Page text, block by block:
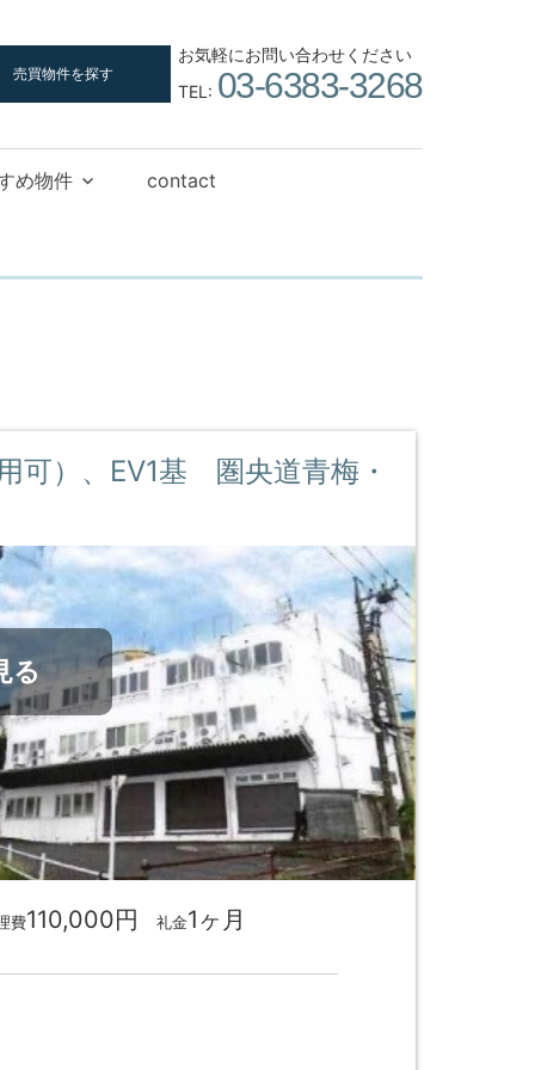
売買物件を探す
お気軽にお問い合わせください
TEL: 03-6383-3268
め物件 contact
可）、EV1基 圏央道青梅・
る
費110,000円 礼金1ヶ月